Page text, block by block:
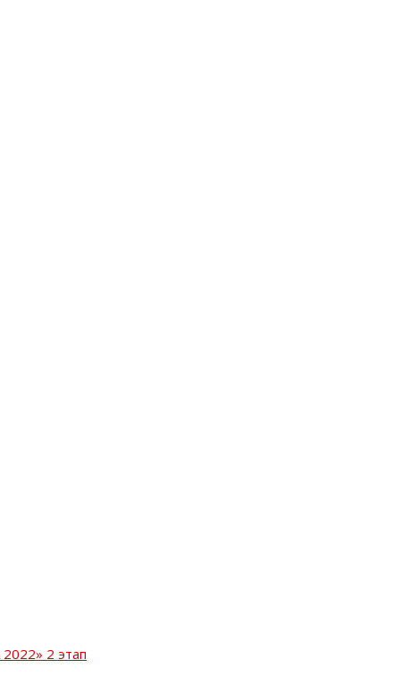
2 этап